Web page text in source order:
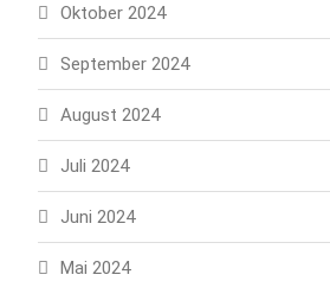
Oktober 2024
September 2024
August 2024
Juli 2024
Juni 2024
Mai 2024